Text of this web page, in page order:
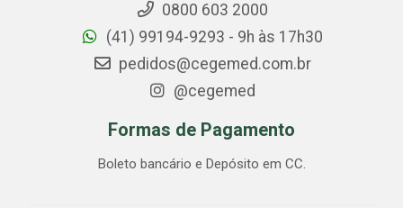
0800 603 2000
(41) 99194-9293 - 9h às 17h30
pedidos@cegemed.com.br
@cegemed
Formas de Pagamento
Boleto bancário e Depósito em CC.